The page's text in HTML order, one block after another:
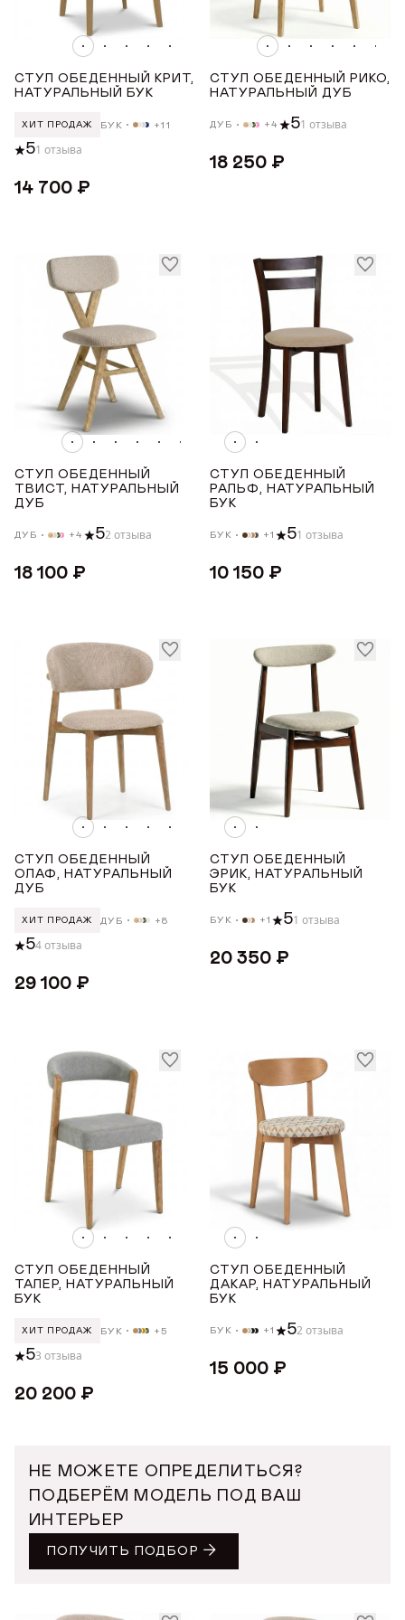
ДИЗАЙНЕРАМ
ДИЛЕРАМ
КОНТАКТЫ
О ФАБРИКЕ
История
Награды
Телепроекты
YoutubeTelegram Яндекс Ритм Pinterest
Показать все
МЕХАНИЗМ
Изделие в сборе
Прикрутить к сиденью ножки
Нет
МАТЕРИАЛ
МАТЕРИАЛ ОПОР
Бук
Средний
СТРАНА ПРОИЗВОДСТВА
РОССИЯ
ТОНИРОВКА
Белая эмаль
Белёный дуб
Белый
Венге
Орех
Показать все
Бежевый
Бежевый с ромбами
Голубой
Желтый
Зеленый
Показать все
ДЛИНА ТОВАРА (СМ)
ШИРИНА ТОВАРА (СМ)
ВЫСОТА ТОВАРА (СМ)
до
СТУЛ ОБЕДЕННЫЙ КРИТ,
НАТУРАЛЬНЫЙ БУК
ХИТ ПРОДАЖ БУК +11
51 отзыва
14 700 ₽
СТУЛ ОБЕДЕННЫЙ РИКО,
НАТУРАЛЬНЫЙ ДУБ
ДУБ +4 51 отзыва
18 250 ₽
СТУЛ ОБЕДЕННЫЙ
ТВИСТ, НАТУРАЛЬНЫЙ
ДУБ
ДУБ +4 52 отзыва
18 100 ₽
СТУЛ ОБЕДЕННЫЙ
РАЛЬФ, НАТУРАЛЬНЫЙ
БУК
БУК +1 51 отзыва
10 150 ₽
СТУЛ ОБЕДЕННЫЙ
ОЛАФ, НАТУРАЛЬНЫЙ
ДУБ
ХИТ ПРОДАЖ ДУБ +8
54 отзыва
29 100 ₽
СТУЛ ОБЕДЕННЫЙ
ЭРИК, НАТУРАЛЬНЫЙ
БУК
БУК +1 51 отзыва
20 350 ₽
СТУЛ ОБЕДЕННЫЙ
ТАЛЕР, НАТУРАЛЬНЫЙ
БУК
ХИТ ПРОДАЖ БУК +5
53 отзыва
20 200 ₽
СТУЛ ОБЕДЕННЫЙ
ДАКАР, НАТУРАЛЬНЫЙ
БУК
БУК +1 52 отзыва
15 000 ₽
НЕ МОЖЕТЕ ОПРЕДЕЛИТЬСЯ?
ПОДБЕРЁМ МОДЕЛЬ ПОД ВАШ
ИНТЕРЬЕР
ПОЛУЧИТЬ ПОДБОР